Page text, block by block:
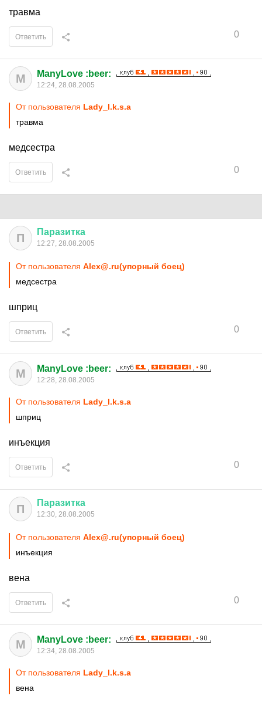
травма
0
Ответить
M ManyLove :beer:
12:24, 28.08.2005
От пользователя Lady_I.k.s.a
травма
медсестра
0
Ответить
П Паразитка
12:27, 28.08.2005
От пользователя Alex@.ru(упорный боец)
медсестра
шприц
0
Ответить
M ManyLove :beer:
12:28, 28.08.2005
От пользователя Lady_I.k.s.a
шприц
инъекция
0
Ответить
П Паразитка
12:30, 28.08.2005
От пользователя Alex@.ru(упорный боец)
инъекция
вена
0
Ответить
M ManyLove :beer:
12:34, 28.08.2005
От пользователя Lady_I.k.s.a
вена